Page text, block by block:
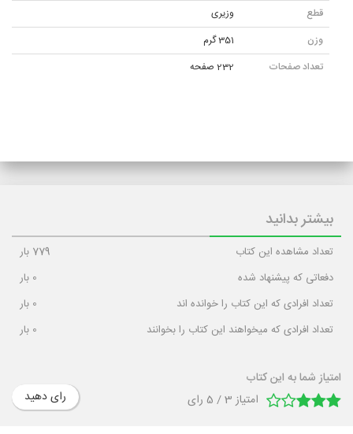
قطع
وزیری
وزن
351 گرم
تعداد صفحات
232 صفحه
بیشتر بدانید
تعداد مشاهده این کتاب 779 بار
دفعاتی که پیشنهاد شده
0 بار
تعداد افرادی که این کتاب را خوانده اند
0 بار
تعداد افرادی که میخواهند این کتاب را بخوانند
0 بار
امتیاز شما به این کتاب
امتیاز3
/
5 رای رای دهید